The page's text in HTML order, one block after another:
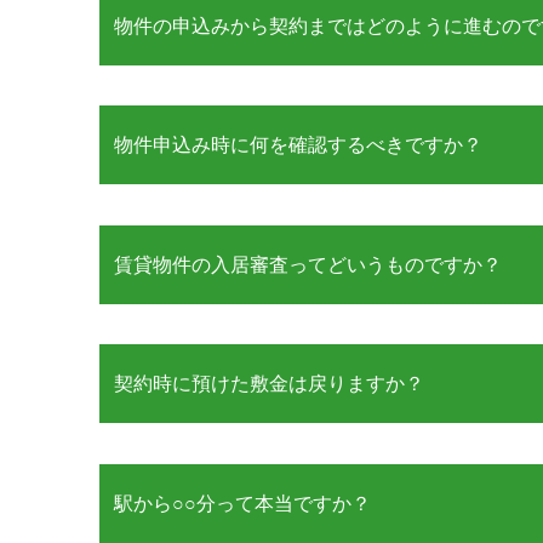
物件の申込みから契約まではどのように進むの
物件申込み時に何を確認するべきですか？
賃貸物件の入居審査ってどいうものですか？
契約時に預けた敷金は戻りますか？
駅から○○分って本当ですか？